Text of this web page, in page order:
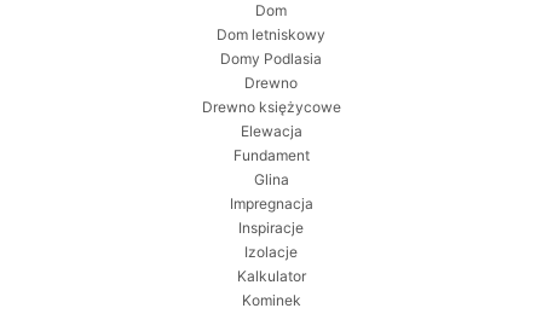
Dom
Dom letniskowy
Domy Podlasia
Drewno
Drewno księżycowe
Elewacja
Fundament
Glina
Impregnacja
Inspiracje
Izolacje
Kalkulator
Kominek